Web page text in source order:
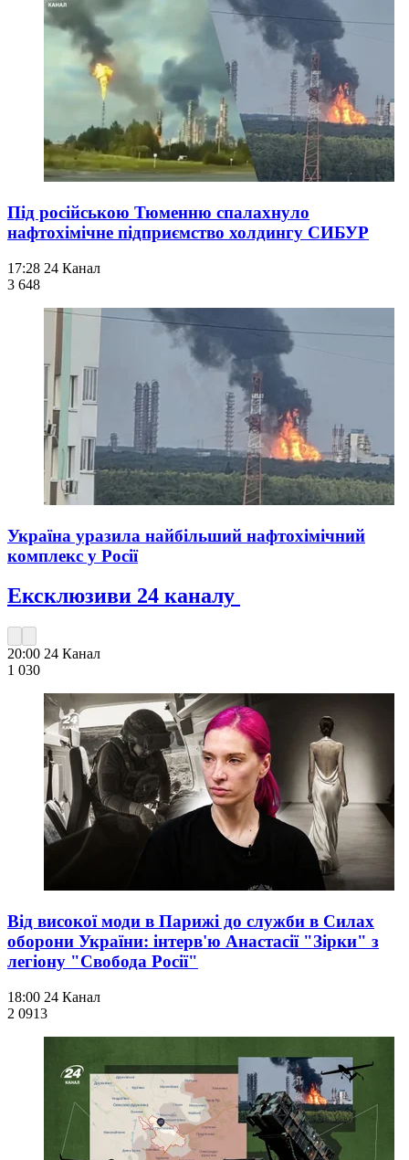
Під російською Тюменню спалахнуло
нафтохімічне підприємство холдингу СИБУР
17:28 24 Канал
3 648
Україна уразила найбільший нафтохімічний
комплекс у Росії
Ексклюзиви 24 каналу
20:00 24 Канал
1 030
Від високої моди в Парижі до служби в Силах
оборони України: інтерв'ю Анастасії "Зірки" з
легіону "Свобода Росії"
18:00 24 Канал
2 0913